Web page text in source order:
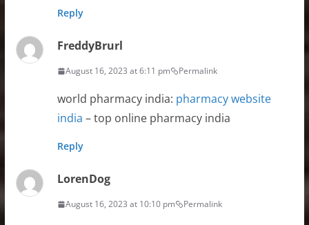
Reply
FreddyBrurl
August 16, 2023 at 6:11 pm Permalink
world pharmacy india: pharmacy website
india – top online pharmacy india
Reply
LorenDog
August 16, 2023 at 10:10 pm Permalink